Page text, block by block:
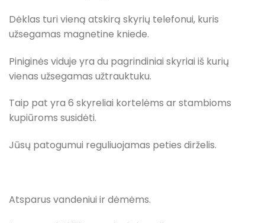
Dėklas turi vieną atskirą skyrių telefonui, kuris
užsegamas magnetine kniede.
Piniginės viduje yra du pagrindiniai skyriai iš kurių
vienas užsegamas užtrauktuku.
Taip pat yra 6 skyreliai kortelėms ar stambioms
kupiūroms susidėti.
Jūsų patogumui reguliuojamas peties dirželis.
Atsparus vandeniui ir dėmėms.